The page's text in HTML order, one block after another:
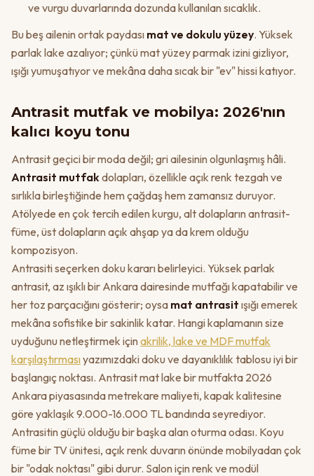
ve vurgu duvarlarında dozunda kullanılan sıcaklık.
Bu beş ailenin ortak paydası mat ve dokulu yüzey. Yüksek
parlak lake azalıyor; çünkü mat yüzey parmak izini gizliyor,
ışığı yumuşatıyor ve mekâna daha sıcak bir "ev" hissi katıyor.
Antrasit mutfak ve mobilya: 2026'nın
kalıcı koyu tonu
Antrasit geçici bir moda değil; gri ailesinin olgunlaşmış hâli.
Antrasit mutfakdolapları, özellikle açık renk tezgah ve
sırlıkla birleştiğinde hem çağdaş hem zamansız duruyor.
Atölyede en çok tercih edilen kurgu, alt dolapların antrasit-
füme, üst dolapların açık ahşap ya da krem olduğu
kompozisyon.
Antrasiti seçerken doku kararı belirleyici. Yüksek parlak
antrasit, az ışıklı bir Ankara dairesinde mutfağı kapatabilir ve
her toz parçacığını gösterir; oysa mat antrasit ışığı emerek
mekâna sofistike bir sakinlik katar. Hangi kaplamanın size
uyduğunu netleştirmek içinakrilik, lake ve MDF mutfak
karşılaştırmasıyazımızdaki doku ve dayanıklılık tablosu iyi bir
başlangıç noktası. Antrasit mat lake bir mutfakta 2026
Ankara piyasasında metrekare maliyeti, kapak kalitesine
göre yaklaşık 9.000-16.000 TL bandında seyrediyor.
Antrasitin güçlü olduğu bir başka alan oturma odası. Koyu
füme bir TV ünitesi, açık renk duvarın önünde mobilyadan çok
bir "odak noktası" gibi durur. Salon için renk ve modül